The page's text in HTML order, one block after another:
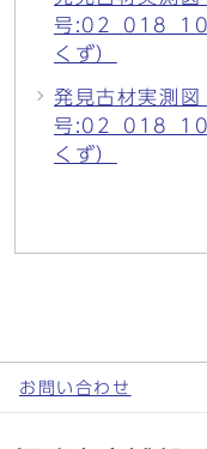
号
くず）
発見古材実測図
号
くず）
お問い合わせ